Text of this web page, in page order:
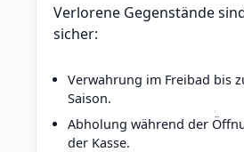
Verlorene Gegenstände
sicher:
Verwahrung im Freibad bis
Saison.
Abholung während der
der Kasse.